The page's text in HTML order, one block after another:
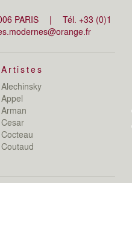
PARIS |
Tél. +33 (0)1
Artistes
Alechinsky
Appel
Arman
Cesar
Cocteau
Coutaud